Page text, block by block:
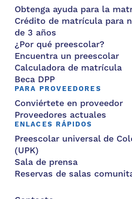
Obtenga ayuda para la
Crédito de matrícula para
de 3 años
¿Por qué preescolar?
Encuentra un preescolar
Calculadora de matrícula
Beca DPP
PARA PROVEEDORES
Conviértete en proveedor
Proveedores actuales
ENLACES RÁPIDOS
Preescolar universal de
(UPK)
Sala de prensa
Reservas de salas